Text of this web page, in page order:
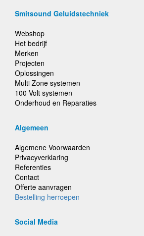
Smitsound Geluidstechniek
Webshop
Het bedrijf
Merken
Projecten
Oplossingen
Multi Zone systemen
100 Volt systemen
Onderhoud en Reparaties
Algemeen
Algemene Voorwaarden
Privacyverklaring
Referenties
Contact
Offerte aanvragen
Bestelling herroepen
Social Media